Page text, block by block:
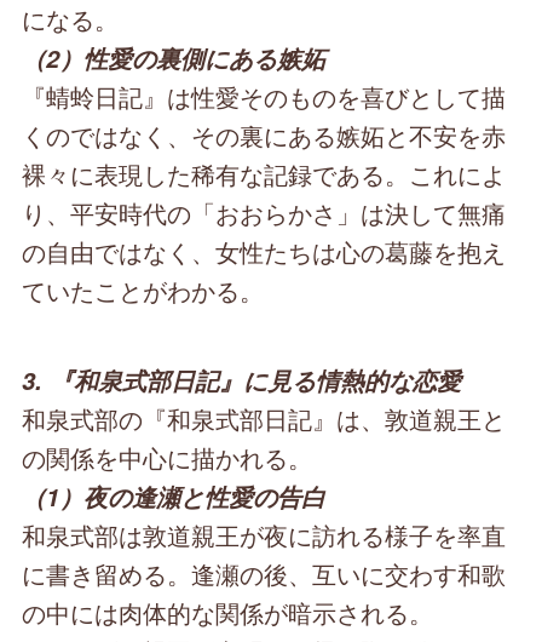
になる。
（2）性愛の裏側にある嫉妬
『蜻蛉日記』は性愛そのものを喜びとして描
くのではなく、その裏にある嫉妬と不安を赤
裸々に表現した稀有な記録である。これによ
り、平安時代の「おおらかさ」は決して無痛
の自由ではなく、女性たちは心の葛藤を抱え
ていたことがわかる。
3. 『和泉式部日記』に見る情熱的な恋愛
和泉式部の『和泉式部日記』は、敦道親王と
の関係を中心に描かれる。
（1）夜の逢瀬と性愛の告白
和泉式部は敦道親王が夜に訪れる様子を率直
に書き留める。逢瀬の後、互いに交わす和歌
の中には肉体的な関係が暗示される。